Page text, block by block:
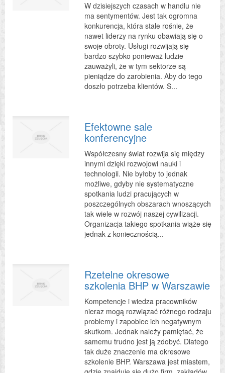
W dzisiejszych czasach w handlu nie
ma sentymentów. Jest tak ogromna
konkurencja, która stale rośnie, że
nawet liderzy na rynku obawiają się o
swoje obroty. Usługi rozwijają się
bardzo szybko ponieważ ludzie
zauważyli, że w tym sektorze są
pieniądze do zarobienia. Aby do tego
doszło potrzeba klientów. S...
Efektowne sale
konferencyjne
Współczesny świat rozwija się między
innymi dzięki rozwojowi nauki i
technologii. Nie byłoby to jednak
możliwe, gdyby nie systematyczne
spotkania ludzi pracujących w
poszczególnych obszarach wnoszących
tak wiele w rozwój naszej cywilizacji.
Organizacja takiego spotkania wiąże się
jednak z koniecznością...
Rzetelne okresowe
szkolenia BHP w Warszawie
Kompetencje i wiedza pracowników
nieraz mogą rozwiązać różnego rodzaju
problemy i zapobiec ich negatywnym
skutkom. Jednak należy pamiętać, że
samemu trudno jest ją zdobyć. Dlatego
tak duże znaczenie ma okresowe
szkolenie BHP. Warszawa jest miastem,